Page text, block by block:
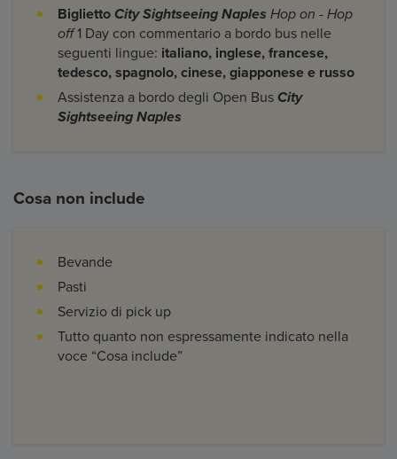
Biglietto City Sightseeing Naples Hop on - Hop
off1 Day con commentario a bordo bus nelle
seguenti lingue: italiano, inglese, francese,
tedesco, spagnolo, cinese, giapponese e russo
Assistenza a bordo degli Open Bus City
Sightseeing Naples
Cosa non include
Bevande
Pasti
Servizio di pick up
Tutto quanto non espressamente indicato nella
voce “Cosa include”